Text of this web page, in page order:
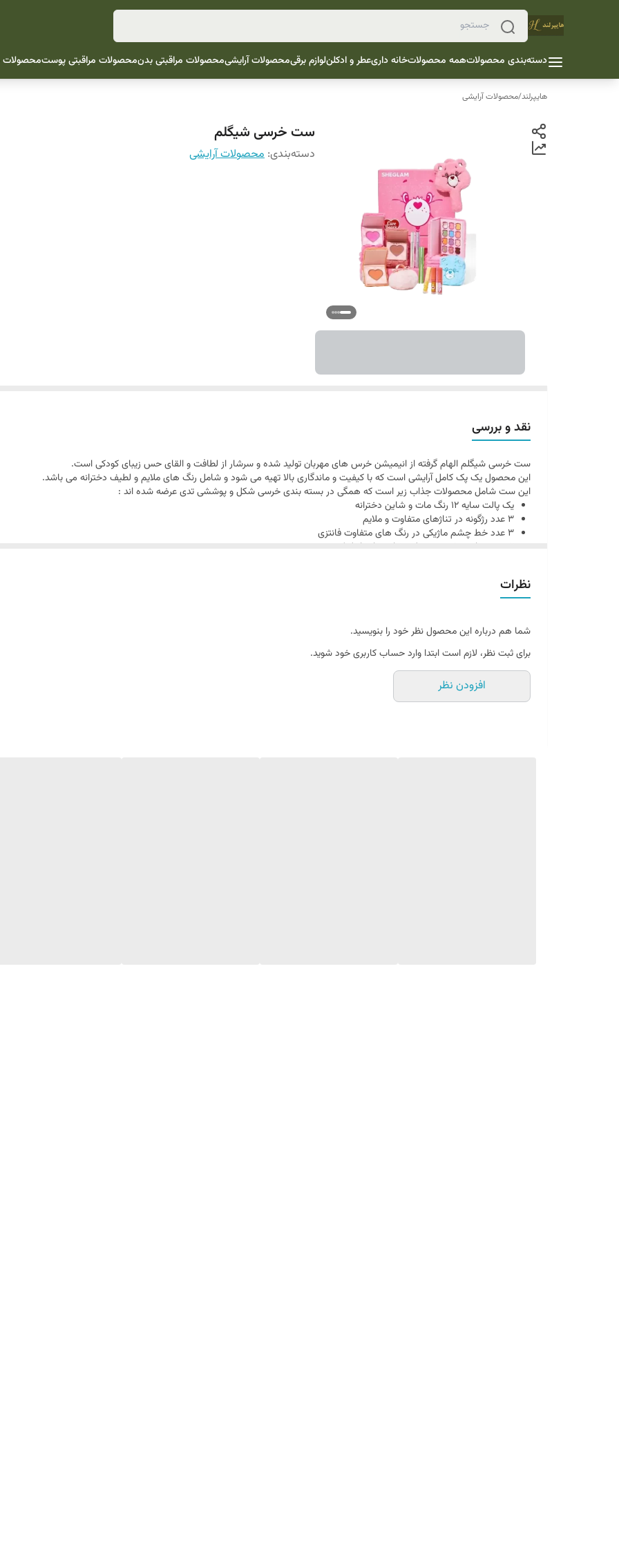
دسته‌بندی محصولاتهمه محصولاتخانه داریعطر و ادکلنلوازم برقیمحصولات آرایشیمحصولات مراقبتی بدنمحصولات مراقبتی پوستمحصولات
هایپرلند/محصولات آرایشی
ست خرسی شیگلم
دسته‌بندی: محصولات آرایشی
نقد و بررسی
ست خرسی شیگلم الهام گرفته از انیمیشن خرس های مهربان تولید شده و سرشار از لطافت و القای حس زیبای کودکی است.
این محصول یک پک کامل آرایشی است که با کیفیت و ماندگاری بالا تهیه می شود و شامل رنگ های ملایم و لطیف دخترانه می باشد.
این ست شامل محصولات جذاب زیر است که همگی در بسته بندی خرسی شکل و پوششی تدی عرضه شده اند :
یک پالت سایه 12 رنگ مات و شاین دخترانه
3 عدد رژگونه در تناژهای متفاوت و ملایم
3 عدد خط چشم ماژیکی در رنگ های متفاوت فانتزی
نظرات
شما هم درباره این محصول نظر خود را بنویسید.
برای ثبت نظر، لازم است ابتدا وارد حساب کاربری خود شوید.
افزودن نظر